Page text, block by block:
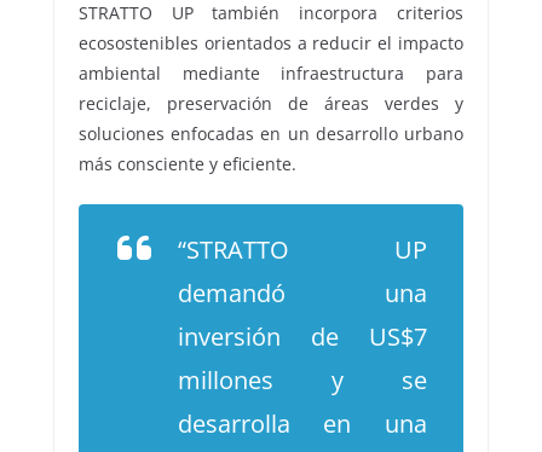
STRATTO UP también incorpora criterios
ecosostenibles orientados a reducir el impacto
ambiental mediante infraestructura para
reciclaje, preservación de áreas verdes y
soluciones enfocadas en un desarrollo urbano
más consciente y eficiente.
“STRATTO UP
demandó una
inversión de US$7
millones y se
desarrolla en una